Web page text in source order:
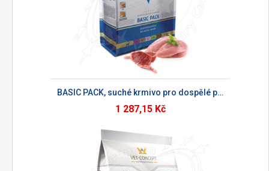
BASIC PACK, suché krmivo pro dospělé psy
1 287,15 Kč